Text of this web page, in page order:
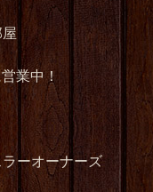
業中！
ーオーナーズ